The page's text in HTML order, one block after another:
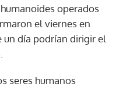
operados
el viernes en
un día podrían dirigir el
seres humanos